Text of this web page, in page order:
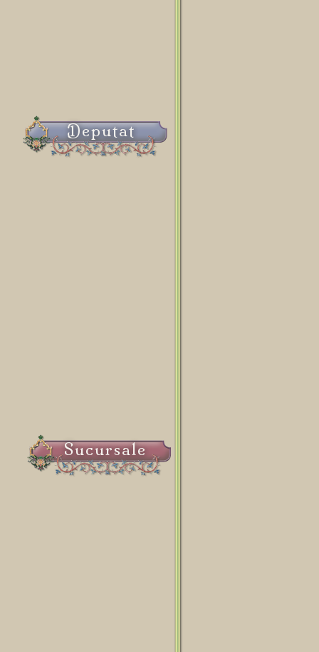
Deputat
Sucursale